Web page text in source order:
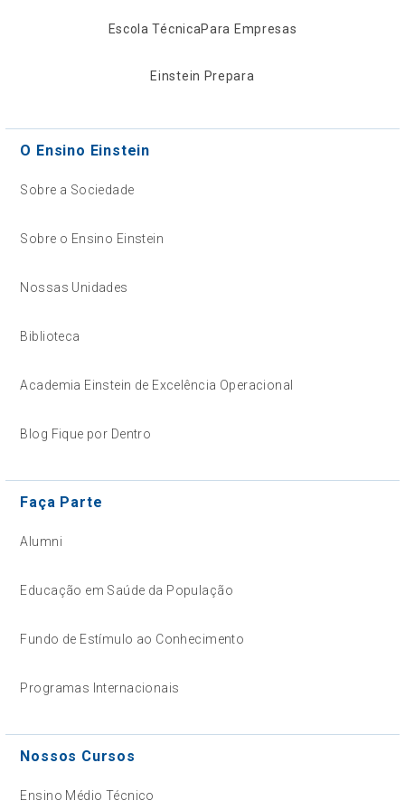
Escola TécnicaPara Empresas
Einstein Prepara
O Ensino Einstein
Sobre a Sociedade
Sobre o Ensino Einstein
Nossas Unidades
Biblioteca
Academia Einstein de Excelência Operacional
Blog Fique por Dentro
Faça Parte
Alumni
Educação em Saúde da População
Fundo de Estímulo ao Conhecimento
Programas Internacionais
Nossos Cursos
Ensino Médio Técnico